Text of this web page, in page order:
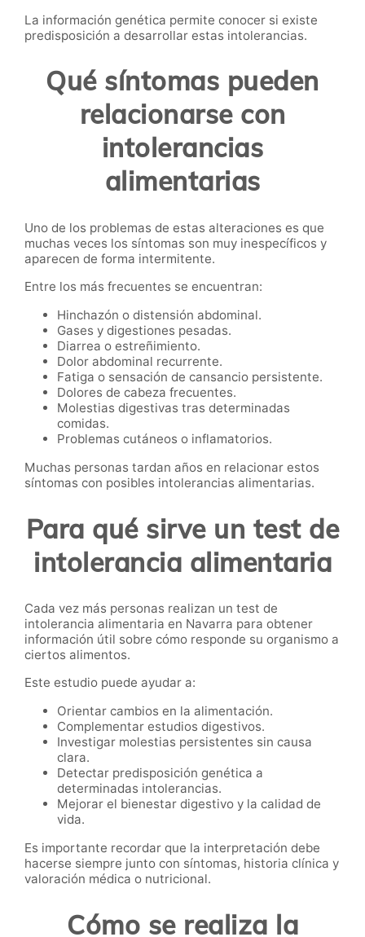
La información genética permite conocer si existe
predisposición a desarrollar estas intolerancias.
Qué síntomas pueden
relacionarse con
intolerancias
alimentarias
Uno de los problemas de estas alteraciones es que
muchas veces los síntomas son muy inespecíficos y
aparecen de forma intermitente.
Entre los más frecuentes se encuentran:
Hinchazón o distensión abdominal.
Gases y digestiones pesadas.
Diarrea o estreñimiento.
Dolor abdominal recurrente.
Fatiga o sensación de cansancio persistente.
Dolores de cabeza frecuentes.
Molestias digestivas tras determinadas
comidas.
Problemas cutáneos o inflamatorios.
Muchas personas tardan años en relacionar estos
síntomas con posibles intolerancias alimentarias.
Para qué sirve un test de
intolerancia alimentaria
Cada vez más personas realizan un test de
intolerancia alimentaria en Navarra para obtener
información útil sobre cómo responde su organismo a
ciertos alimentos.
Este estudio puede ayudar a:
Orientar cambios en la alimentación.
Complementar estudios digestivos.
Investigar molestias persistentes sin causa
clara.
Detectar predisposición genética a
determinadas intolerancias.
Mejorar el bienestar digestivo y la calidad de
vida.
Es importante recordar que la interpretación debe
hacerse siempre junto con síntomas, historia clínica y
valoración médica o nutricional.
Cómo se realiza la